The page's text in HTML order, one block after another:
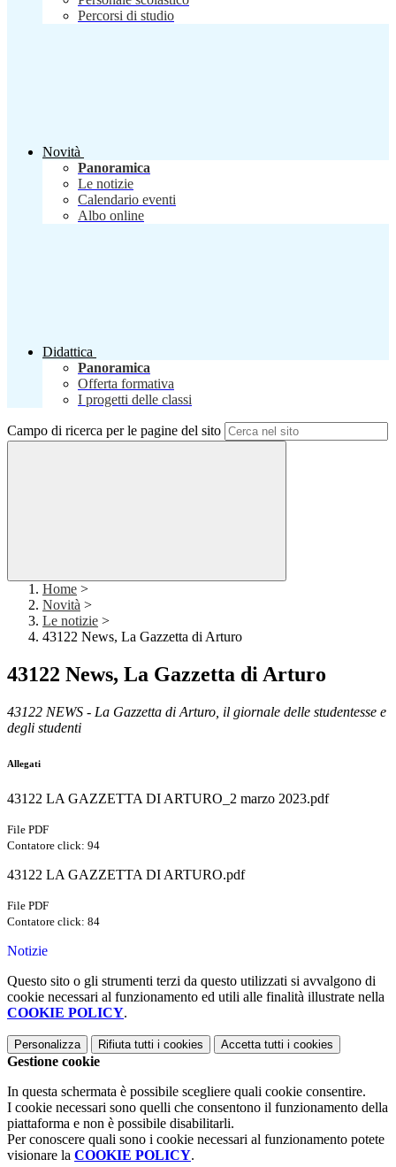
Percorsi di studio
Novità
Panoramica
Le notizie
Calendario eventi
Albo online
Didattica
Panoramica
Offerta formativa
I progetti delle classi
Campo di ricerca per le pagine del sito
Home >
Novità >
Le notizie >
43122 News, La Gazzetta di Arturo
43122 News, La Gazzetta di Arturo
43122 NEWS - La Gazzetta di Arturo, il giornale delle studentesse e
degli studenti
Allegati
43122 LA GAZZETTA DI ARTURO_2 marzo 2023.pdf
File PDF
Contatore click: 94
43122 LA GAZZETTA DI ARTURO.pdf
File PDF
Contatore click: 84
Notizie
Questo sito o gli strumenti terzi da questo utilizzati si avvalgono di
cookie necessari al funzionamento ed utili alle finalità illustrate nella
COOKIE POLICY.
Personalizza Rifiuta tutti i cookies Accetta tutti i cookies
Gestione cookie
In questa schermata è possibile scegliere quali cookie consentire.
I cookie necessari sono quelli che consentono il funzionamento della
piattaforma e non è possibile disabilitarli.
Per conoscere quali sono i cookie necessari al funzionamento potete
visionare la COOKIE POLICY.